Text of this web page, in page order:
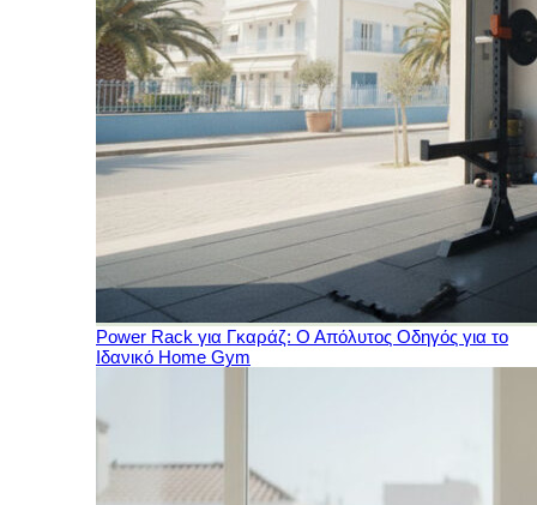
Power Rack για Γκαράζ: Ο Απόλυτος Οδηγός για το
Ιδανικό Home Gym